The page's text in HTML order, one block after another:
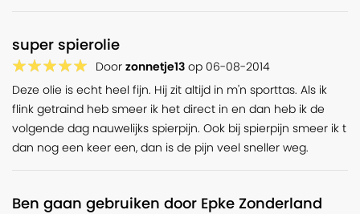
super spierolie
Door zonnetje13 op 06-08-2014
Deze olie is echt heel fijn. Hij zit altijd in m'n sporttas. Als ik
flink getraind heb smeer ik het direct in en dan heb ik de
volgende dag nauwelijks spierpijn. Ook bij spierpijn smeer ik t
dan nog een keer een, dan is de pijn veel sneller weg.
Ben gaan gebruiken door Epke Zonderland